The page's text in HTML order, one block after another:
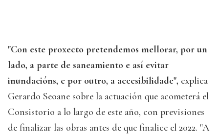
"Con este proxecto pretendemos mellorar, por un
lado, a parte de saneamiento e así evitar
inundacións, e por outro, a accesibilidade", explica
Gerardo Seoane sobre la actuación que acometerá el
Consistorio a lo largo de este año, con previsiones
de finalizar las obras antes de que finalice el 2022. "A